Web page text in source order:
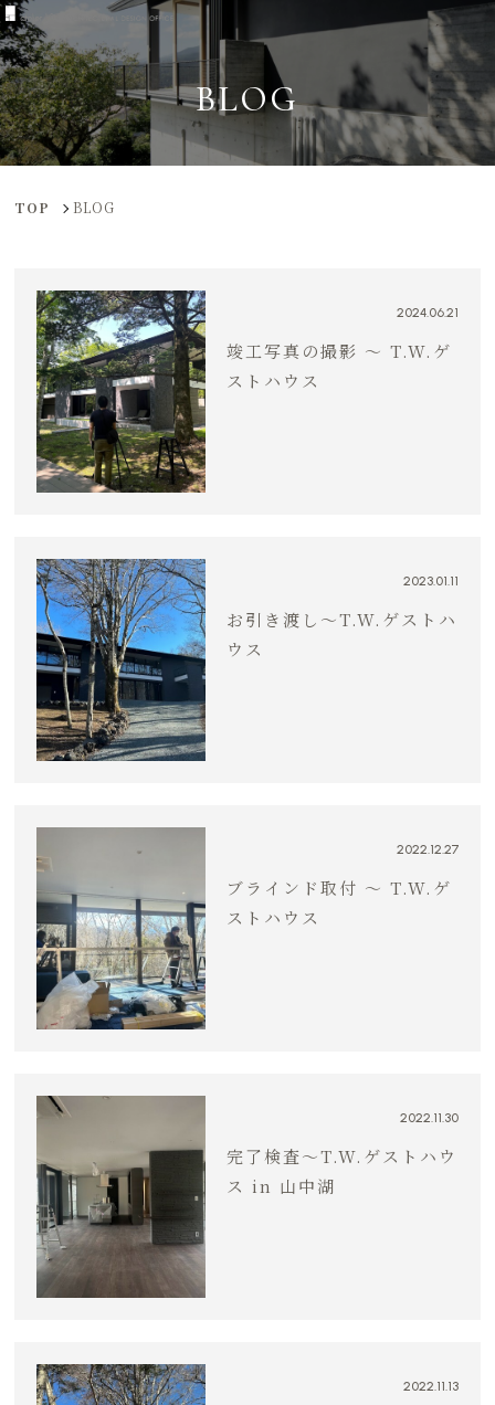
BLOG
TOP BLOG
2024.06.21
竣工写真の撮影 〜 T.W.ゲ
ストハウス
2023.01.11
お引き渡し〜T.W.ゲストハ
ウス
2022.12.27
ブラインド取付 〜 T.W.ゲ
ストハウス
2022.11.30
完了検査〜T.W.ゲストハウ
ス in 山中湖
2022.11.13